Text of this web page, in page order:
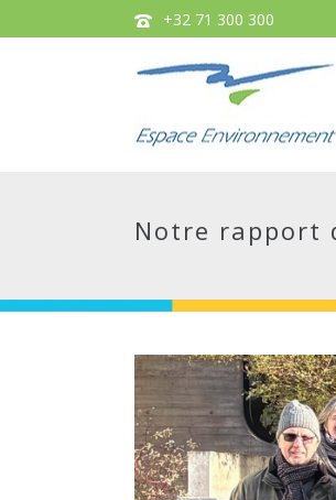
+32 71 300 300
Notre rapport